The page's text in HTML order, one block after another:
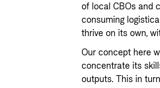
of local CBOs and
consuming
thrive on its own,
Our concept here
concentrate its
outputs. This in